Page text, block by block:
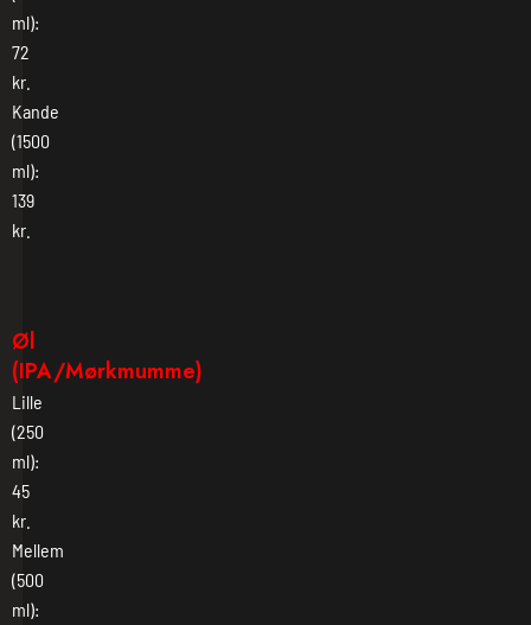
ml):
72
kr.
Kande
(1500
ml):
139
kr.
Øl
(IPA/Mørkmumme)
Lille
(250
ml):
45
kr.
Mellem
(500
ml):